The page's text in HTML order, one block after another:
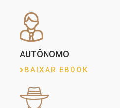
AUTÔNOMO
BAIXAR EBOOK